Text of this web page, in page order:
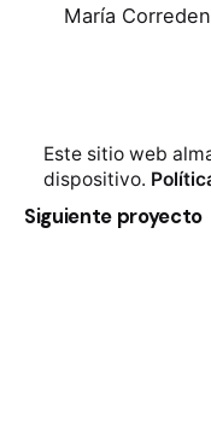
María
Siguiente proyecto
Este sitio web
dispositivo.